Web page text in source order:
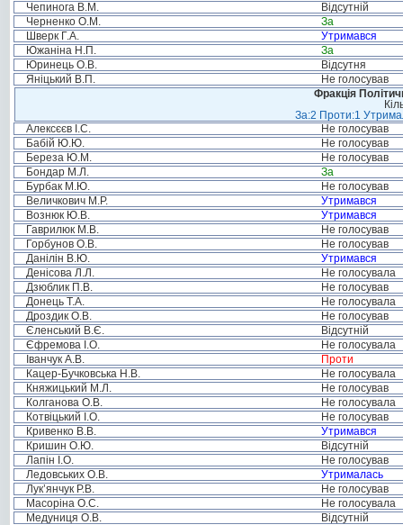
Чепинога В.М.
Відсутній
Черненко О.М.
За
Шверк Г.А.
Утримався
Южаніна Н.П.
За
Юринець О.В.
Відсутня
Яніцький В.П.
Не голосував
Фракція
За:2 Проти:1
Алексєєв І.С.
Не голосував
Бабій Ю.Ю.
Не голосував
Береза Ю.М.
Не голосував
Бондар М.Л.
За
Бурбак М.Ю.
Не голосував
Величкович М.Р.
Утримався
Вознюк Ю.В.
Утримався
Гаврилюк М.В.
Не голосував
Горбунов О.В.
Не голосував
Данілін В.Ю.
Утримався
Денісова Л.Л.
Не голосувала
Дзюблик П.В.
Не голосував
Донець Т.А.
Не голосувала
Дроздик О.В.
Не голосував
Єленський В.Є.
Відсутній
Єфремова І.О.
Не голосувала
Іванчук А.В.
Проти
Кацер-Бучковська Н.В.
Не голосувала
Княжицький М.Л.
Не голосував
Колганова О.В.
Не голосувала
Котвіцький І.О.
Не голосував
Кривенко В.В.
Утримався
Кришин О.Ю.
Відсутній
Лапін І.О.
Не голосував
Ледовських О.В.
Утрималась
Лук’янчук Р.В.
Не голосував
Масоріна О.С.
Не голосувала
Медуниця О.В.
Відсутній